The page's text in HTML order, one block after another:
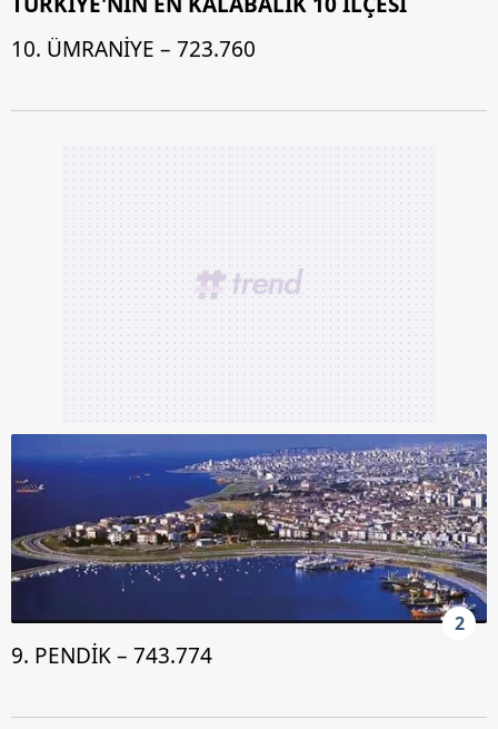
10. ÜMRANİYE – 723.760
2
9. PENDİK – 743.774